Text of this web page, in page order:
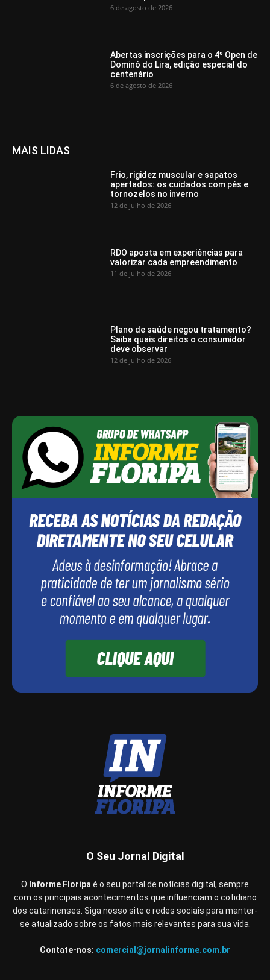
6 de agosto de 2026
Abertas inscrições para o 4º Open de
Dominó do Lira, edição especial do
centenário
6 de agosto de 2026
MAIS LIDAS
Frio, rigidez muscular e sapatos
apertados: os cuidados com pés e
tornozelos no inverno
12 de julho de 2026
RDO aposta em experiências para
valorizar cada empreendimento
11 de julho de 2026
Plano de saúde negou tratamento?
Saiba quais direitos o consumidor
deve observar
12 de julho de 2026
O Seu Jornal Digital
O Informe Floripaé o seu portal de notícias digital, sempre
com os principais acontecimentos que influenciam o cotidiano
dos catarinenses. Siga nosso site e redes sociais para manter-
se atualizado sobre os fatos mais relevantes para sua vida.
Contate-nos: comercial@jornalinforme.com.br